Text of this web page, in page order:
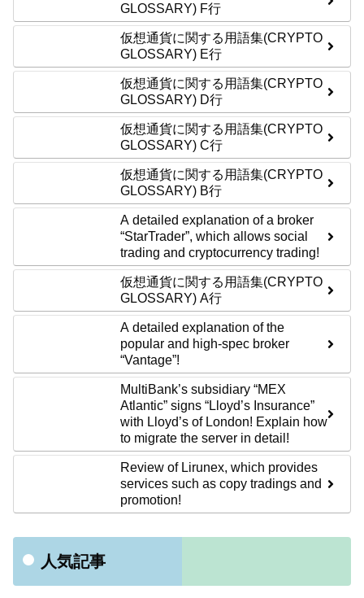
GLOSSARY) F行
仮想通貨に関する用語集(CRYPTO
GLOSSARY) E行
仮想通貨に関する用語集(CRYPTO
GLOSSARY) D行
仮想通貨に関する用語集(CRYPTO
GLOSSARY) C行
仮想通貨に関する用語集(CRYPTO
GLOSSARY) B行
A detailed explanation of a broker
“StarTrader”, which allows social
trading and cryptocurrency trading!
仮想通貨に関する用語集(CRYPTO
GLOSSARY) A行
A detailed explanation of the
popular and high-spec broker
“Vantage”!
MultiBank’s subsidiary “MEX
Atlantic” signs “Lloyd’s Insurance”
with Lloyd’s of London! Explain how
to migrate the server in detail!
Review of Lirunex, which provides
services such as copy tradings and
promotion!
人気記事